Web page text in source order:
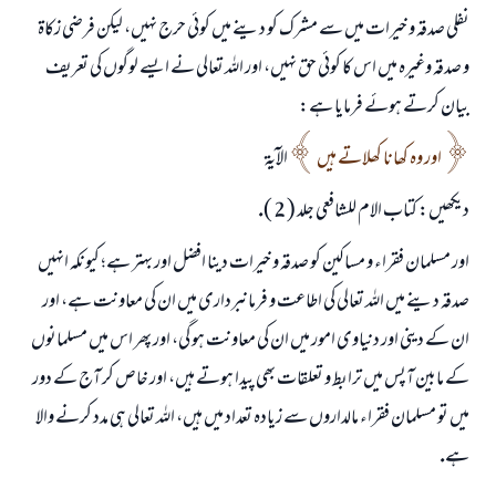
نفلى صدقہ و خيرات ميں سے مشرك كو دينے ميں كوئى حرج نہيں، ليكن فرضى زكاۃ
و صدقہ وغيرہ ميں اس كا كوئى حق نہيں، اور اللہ تعالى نے ايسے لوگوں كى تعريف
بيان كرتے ہوئے فرمايا ہے:
اور وہ كھانا كھلاتے ہيں
الآيۃ
ديكھيں: كتاب الام للشافعى جلد ( 2 ).
اور مسلمان فقراء و مساكين كو صدقہ و خيرات دينا افضل اور بہتر ہے؛ كيونكہ انہيں
صدقہ دينے ميں اللہ تعالى كى اطاعت و فرمانبردارى ميں ان كى معاونت ہے، اور
ان كے دينى اور دنياوى امور ميں ان كى معاونت ہو گى، اور پھر اس ميں مسلمانوں
كے مابين آپس ميں ترابط و تعلقات بھى پيدا ہوتے ہيں، اور خاص كر آج كے دور
ميں تو مسلمان فقراء مالداروں سے زيادہ تعداد ميں ہيں، اللہ تعالى ہى مدد كرنے والا
ہے.